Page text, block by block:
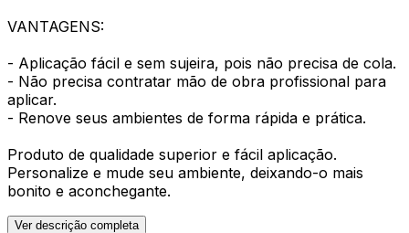
VANTAGENS:
- Aplicação fácil e sem sujeira, pois não precisa de cola.
- Não precisa contratar mão de obra profissional para
aplicar.
- Renove seus ambientes de forma rápida e prática.
Produto de qualidade superior e fácil aplicação.
Personalize e mude seu ambiente, deixando-o mais
bonito e aconchegante.
Ver descrição completa